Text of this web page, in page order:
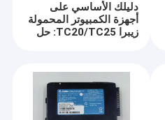
دليلك الأساسي على
أجهزة الكمبيوتر المحمولة
زيبرا TC20/TC25: حل